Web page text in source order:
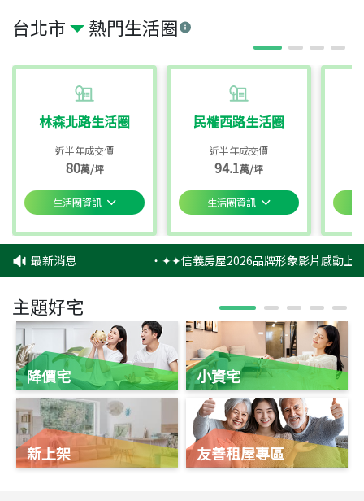
台北市 熱門生活圈
林森北路生活圈
近半年成交價
80萬/坪
生活圈資訊
民權西路生活圈
近半年成交價
94.1萬/坪
生活圈資訊
最新消息 ‧✦✦信義房屋2026品牌形象影片感動上
主題好宅
降價宅
新上架
小資宅
友善租屋專區